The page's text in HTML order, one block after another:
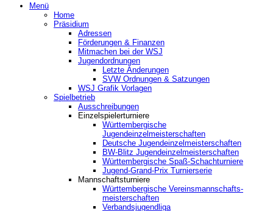
Menü
Home
Präsidium
Adressen
Förderungen & Finanzen
Mitmachen bei der WSJ
Jugendordnungen
Letzte Änderungen
SVW Ordnungen & Satzungen
WSJ Grafik Vorlagen
Spielbetrieb
Ausschreibungen
Einzelspielerturniere
Württembergische
Jugendeinzelmeisterschaften
Deutsche Jugendeinzelmeisterschaften
BW-Blitz Jugendeinzelmeisterschaften
Württembergische Spaß-Schachturniere
Jugend-Grand-Prix Turnierserie
Mannschaftsturniere
Württembergische Vereinsmannschafts-
meisterschaften
Verbandsjugendliga